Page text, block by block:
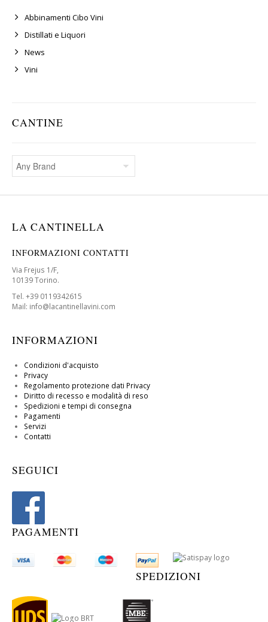
Abbinamenti Cibo Vini
Distillati e Liquori
News
Vini
CANTINE
LA CANTINELLA
INFORMAZIONI CONTATTI
Via Frejus 1/F,
10139 Torino.
Tel. +39 0119342615
Mail: info@lacantinellavini.com
INFORMAZIONI
Condizioni d'acquisto
Privacy
Regolamento protezione dati Privacy
Diritto di recesso e modalità di reso
Spedizioni e tempi di consegna
Pagamenti
Servizi
Contatti
SEGUICI
PAGAMENTI
SPEDIZIONI